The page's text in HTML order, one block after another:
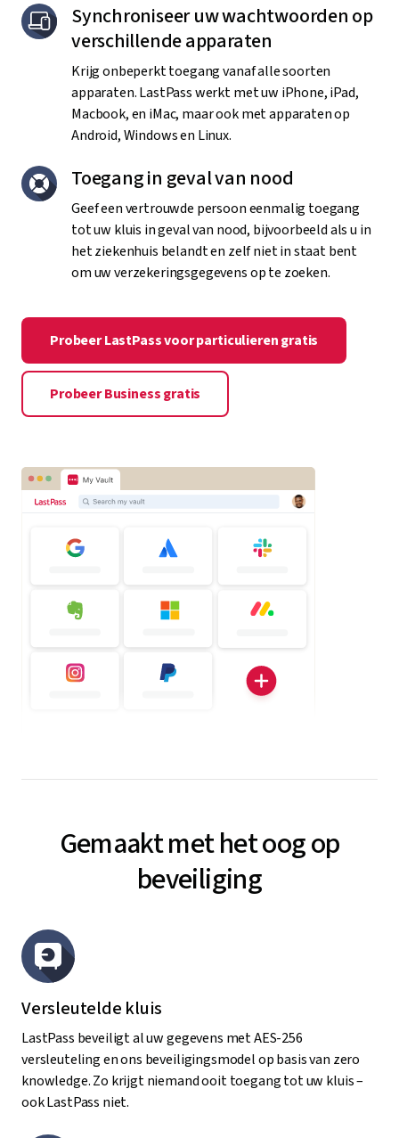
Synchroniseer uw wachtwoorden op
verschillende apparaten
Krijg onbeperkt toegang vanaf alle soorten
apparaten. LastPass werkt met uw iPhone, iPad,
Macbook, en iMac, maar ook met apparaten op
Android, Windows en Linux.
Toegang in geval van nood
Geef een vertrouwde persoon eenmalig toegang
tot uw kluis in geval van nood, bijvoorbeeld als u in
het ziekenhuis belandt en zelf niet in staat bent
om uw verzekeringsgegevens op te zoeken.
Probeer LastPass voor particulieren gratis
Probeer Business gratis
Gemaakt met het oog op
beveiliging
Versleutelde kluis
LastPass beveiligt al uw gegevens met AES-256
versleuteling en ons beveiligingsmodel op basis van zero
knowledge. Zo krijgt niemand ooit toegang tot uw kluis –
ook LastPass niet.